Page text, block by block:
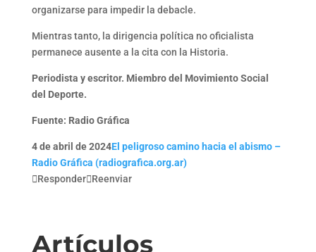
organizarse para impedir la debacle.
Mientras tanto, la dirigencia política no oficialista
permanece ausente a la cita con la Historia.
Periodista y escritor. Miembro del Movimiento Social
del Deporte.
Fuente: Radio Gráfica
4 de abril de 2024El peligroso camino hacia el abismo –
Radio Gráfica (radiografica.org.ar)
ResponderReenviar
Artículos